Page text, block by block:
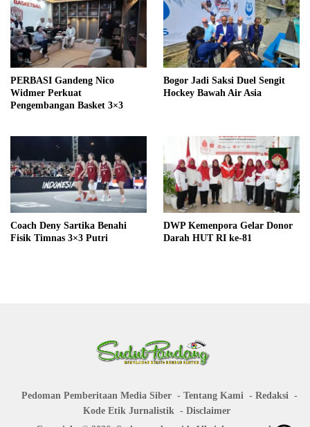
PERBASI Gandeng Nico
Widmer Perkuat
Pengembangan Basket 3×3
Bogor Jadi Saksi Duel Sengit
Hockey Bawah Air Asia
Coach Deny Sartika Benahi
Fisik Timnas 3×3 Putri
DWP Kemenpora Gelar Donor
Darah HUT RI ke-81
Pedoman Pemberitaan Media Siber Tentang Kami
Redaksi
Kode Etik Jurnalistik
Disclaimer